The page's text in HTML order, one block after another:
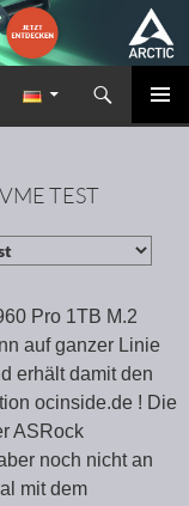
TEST
Pro 1TB M.2
auf ganzer Linie
erhält damit den
ocinside.de ! Die
ASRock
noch nicht an
mit dem